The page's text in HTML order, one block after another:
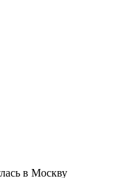
в Москву